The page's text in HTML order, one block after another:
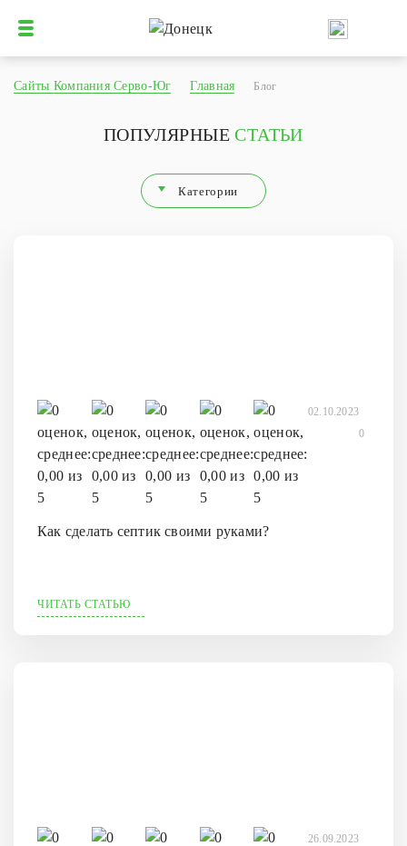
Сайты Компания Серво-Юг Главная Блог
ПОПУЛЯРНЫЕ СТАТЬИ
Категории
02.10.2023
0
Как сделать септик своими руками?
ЧИТАТЬ СТАТЬЮ
26.09.2023